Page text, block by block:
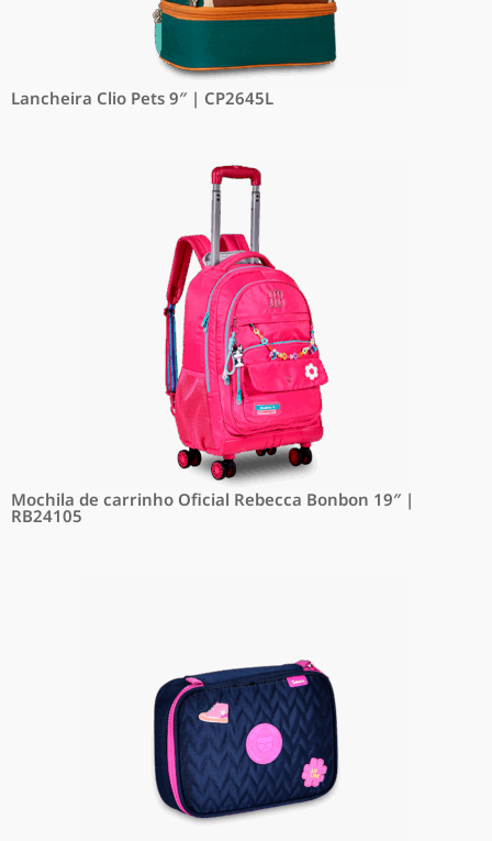
Lancheira Clio Pets 9″ | CP2645L
Mochila de carrinho Oficial Rebecca Bonbon 19″ |
RB24105